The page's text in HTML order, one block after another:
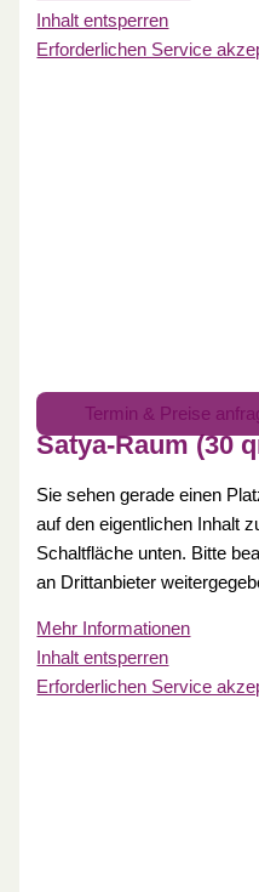
Inhalt entsperren
Erforderlichen Service
Termin & Preise
Satya-Raum (30
Sie sehen gerade einen
auf den eigentlichen Inhalt
Schaltfläche unten. Bitte
an Drittanbieter
Mehr Informationen
Inhalt entsperren
Erforderlichen Service